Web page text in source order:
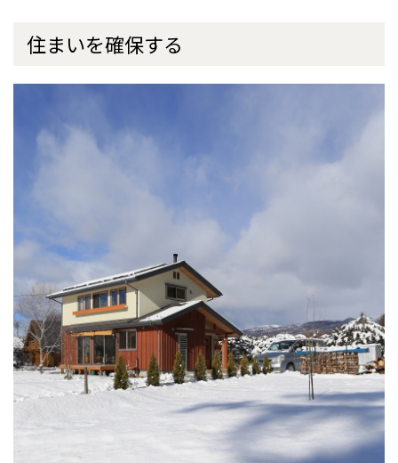
住まいを確保する